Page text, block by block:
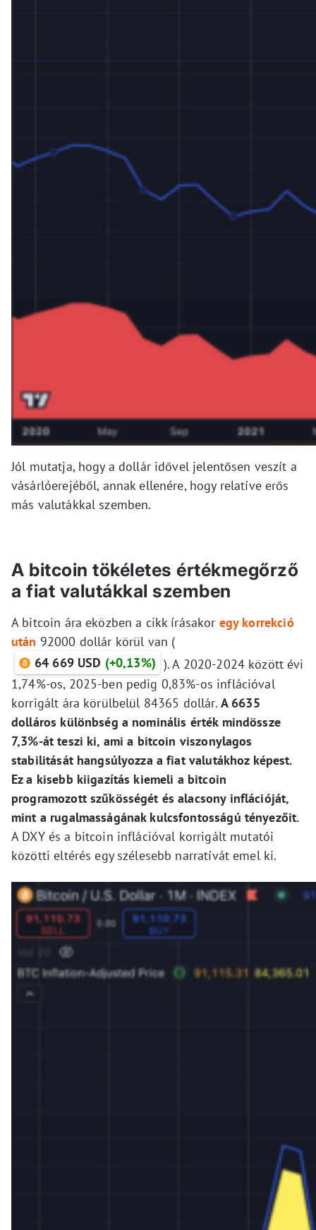
Jól mutatja, hogy a dollár idővel jelentősen veszít a
vásárlóerejéből, annak ellenére, hogy relatíve erős
más valutákkal szemben.
A bitcoin tökéletes értékmegőrző
a fiat valutákkal szemben
A bitcoin ára eközben a cikk írásakor egy korrekció
után 92000 dollár körül van (
64 669 USD (+0,13%) ). A 2020-2024 között évi
1,74%-os, 2025-ben pedig 0,83%-os inflációval
korrigált ára körülbelül 84365 dollár. A 6635
dolláros különbség a nominális érték mindössze
7,3%-át teszi ki, ami a bitcoin viszonylagos
stabilitását hangsúlyozza a fiat valutákhoz képest.
Ez a kisebb kiigazítás kiemeli a bitcoin
programozott szűkösségét és alacsony inflációját,
mint a rugalmasságának kulcsfontosságú tényezőit.
A DXY és a bitcoin inflációval korrigált mutatói
közötti eltérés egy szélesebb narratívát emel ki.